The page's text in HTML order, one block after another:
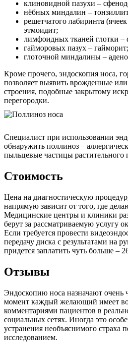
клиновидной пазухи –
нёбных миндалин –
решетчатого лабиринта
этмоидит;
лимфоидных тканей глотки –
гайморовых пазух – гайморит;
глоточной миндалины –
Кроме прочего, эндоскопия носа,
позволяет выявить врожденные
строения, подобные закрытому
перегородки.
Специалист при использовании
обнаружить поллиноз –
пыльцевые частицы растительного
Стоимость
Цена на диагностическую
напрямую зависит от того, где
Медицинские центры и клиники
берут за рассматриваемую услугу
Если требуется провести
передачу диска с результатами на
придется заплатить чуть больше –
Отзывы
Эндоскопию носа назначают очень
момент каждый желающий имеет
комментариями пациентов в
социальных сетях. Иногда это
устранения необъяснимого страха
исследованием.